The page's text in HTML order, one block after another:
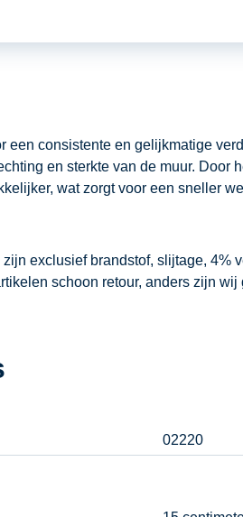
een consistente en gelijkmatige
en sterkte van de muur. Door
wat zorgt voor een sneller
exclusief brandstof, slijtage, 4%
schoon retour, anders zijn
02220